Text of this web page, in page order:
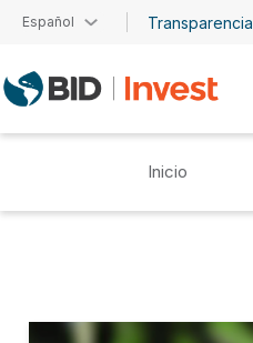
Pasar al contenido principal
Español Transparencia
Inicio